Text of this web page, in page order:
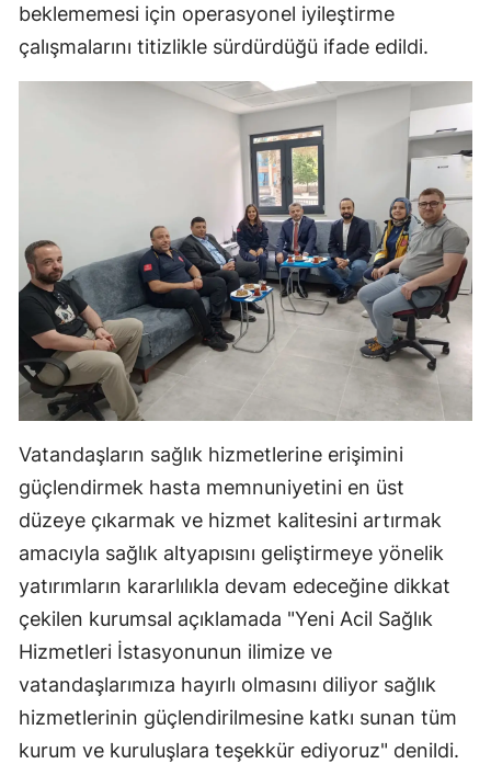
Bartın
Ardahan
Karabük
Kilis
Osmaniye
Düzce
beklememesi için operasyonel iyileştirme
çalışmalarını titizlikle sürdürdüğü ifade edildi.
Vatandaşların sağlık hizmetlerine erişimini
güçlendirmek hasta memnuniyetini en üst
düzeye çıkarmak ve hizmet kalitesini artırmak
amacıyla sağlık altyapısını geliştirmeye yönelik
yatırımların kararlılıkla devam edeceğine dikkat
çekilen kurumsal açıklamada "Yeni Acil Sağlık
Hizmetleri İstasyonunun ilimize ve
vatandaşlarımıza hayırlı olmasını diliyor sağlık
hizmetlerinin güçlendirilmesine katkı sunan tüm
kurum ve kuruluşlara teşekkür ediyoruz" denildi.